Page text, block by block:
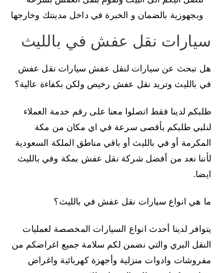
وبجهوزية بالضمان و الخبرة في داخل مدينتك وخارجها
سيارات نقل عفش في بالليث
هل تبحث عن سيارات لنقل عفش سيارات نقل عفش
في بالليث وتريد نقل عفش رخيص ولكن بكفاءة عالية؟
طلبكم لدينا فقط اتصلوا معنا على رقم خدمة العملاء
لنلبي طلبكم بأقصى سرعة في اي مكان من مكة
المكرمة أو في بالليث أو باقي مناطق الملكة السعودية
لأننا نعد من أفضل شركة نقل عفش بمكة وفي بالليث
ايضا.
ما هي انواع سيارات نقل عفش في بالليث؟
يتوافر لدينا أحدث انواع السيارات المخصصة لعمليات
النقل البري والتي نضمن لكم سلامة جميع اغراضكم من
مفروشات وادوات منزلية وأجهزة كهربائية واغراض